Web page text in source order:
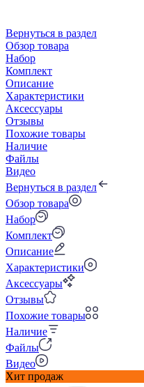
Вернуться в раздел
Обзор товара
Набор
Комплект
Описание
Характеристики
Аксессуары
Отзывы
Похожие товары
Наличие
Файлы
Видео
Вернуться в раздел
Обзор товара
Набор
Комплект
Описание
Характеристики
Аксессуары
Отзывы
Похожие товары
Наличие
Файлы
Видео
Хит продаж